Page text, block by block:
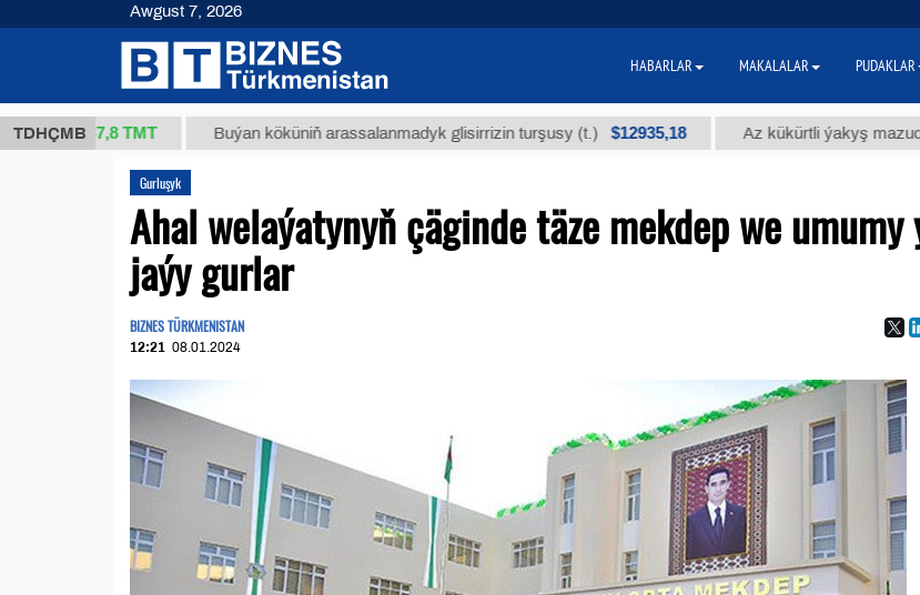
TDHÇMB
37,8 ТМТ Buýan köküniň arassalanmadyk glisirrizin turşusy (t.) $12935,18 Az kükürtli ýakyş mazudy (t.)
Gurluşyk
Ahal welaýatynyň çäginde täze mekdep we umumy
jaýy gurlar
BIZNES TÜRKMENISTAN
12:21 08.01.2024
Awgust 7, 2026
HABARLAR MAKALALAR PUDAKLAR